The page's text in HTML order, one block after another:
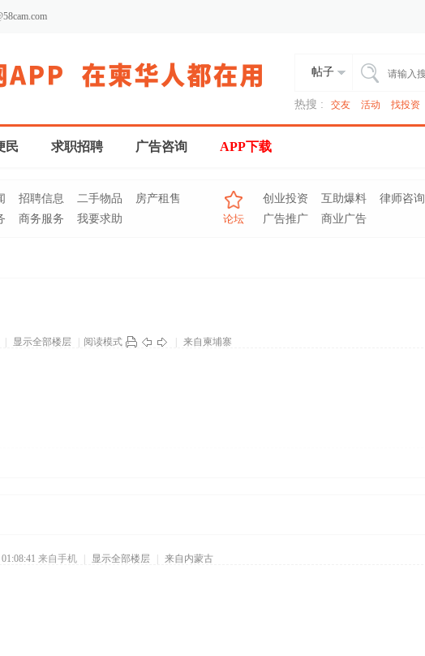
帖子
热搜 : 交友 活动 找投资
民 求职招聘 广告咨询 APP下载
招聘信息 二手物品
房产租售
商务服务 我要求助 论坛
创业投资 互助爆料
律师咨询
广告推广
商业广告
显示全部楼层 阅读模式 来自柬埔寨
来自手机 显示全部楼层 来自内蒙古